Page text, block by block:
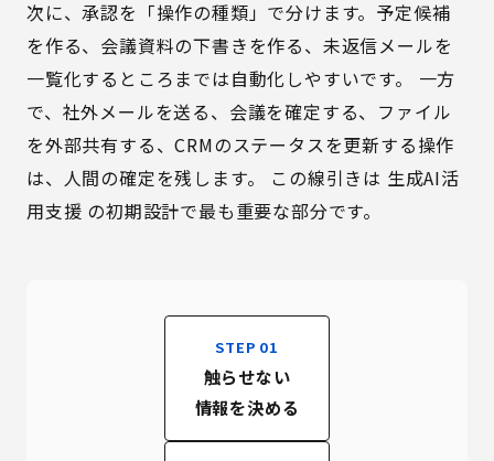
次に、承認を「操作の種類」で分けます。予定候補
を作る、会議資料の下書きを作る、未返信メールを
一覧化するところまでは自動化しやすいです。 一方
で、社外メールを送る、会議を確定する、ファイル
を外部共有する、CRMのステータスを更新する操作
は、人間の確定を残します。 この線引きは 生成AI活
用支援 の初期設計で最も重要な部分です。
STEP 01
触らせない
情報を決める